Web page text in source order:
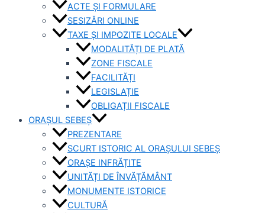
ACTE ȘI FORMULARE
SESIZĂRI ONLINE
TAXE ȘI IMPOZITE LOCALE
MODALITĂȚI DE PLATĂ
ZONE FISCALE
FACILITĂȚI
LEGISLAȚIE
OBLIGAȚII FISCALE
ORAȘUL SEBEȘ
PREZENTARE
SCURT ISTORIC AL ORAȘULUI SEBEȘ
ORAȘE INFRĂȚITE
UNITĂȚI DE ÎNVĂȚĂMÂNT
MONUMENTE ISTORICE
CULTURĂ